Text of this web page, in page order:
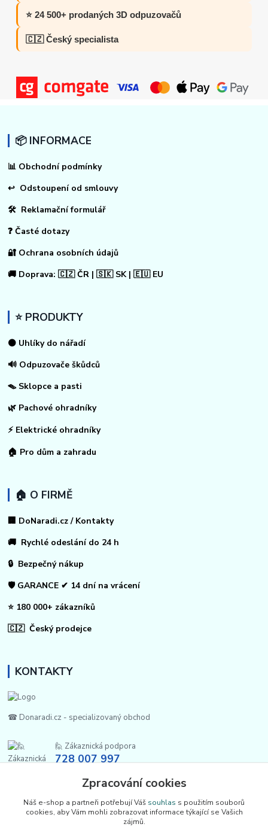
⭐ 24 500+ prodaných 3D odpuzovačů
🇨🇿 Český specialista
📦 INFORMACE
📊 Obchodní podmínky
↩ Odstoupení od smlouvy
🛠 Reklamační formulář
❓ Časté dotazy
🔐 Ochrana osobních údajů
🚚 Doprava: 🇨🇿 ČR | 🇸🇰 SK | 🇪🇺 EU
⭐ PRODUKTY
⚫ Uhlíky do nářadí
🔊 Odpuzovače škůdců
🪤 Sklopce a pasti
🌿 Pachové ohradníky
⚡ Elektrické ohradníky
🏠 Pro dům a zahradu
🏠 O FIRMĚ
🏢 DoNaradi.cz / Kontakty
🚚 Rychlé odeslání do 24 h
🔒 Bezpečný nákup
🛡️ GARANCE ✔ 14 dní na vrácení
⭐ 180 000+ zákazníků
🇨🇿 Český prodejce
KONTAKTY
☎ Donaradi.cz - specializovaný obchod
🙋 Zákaznická podpora
728 007 997
Zpracování cookies
Náš e-shop a partneři potřebují Váš souhlas s použitím souborů
cookies, aby Vám mohli zobrazovat informace týkající se Vašich
zájmů.